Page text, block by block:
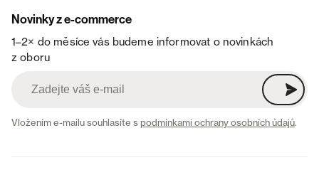
Novinky z e-commerce
1–2× do měsíce vás budeme informovat o novinkách
z oboru
Vložením e-mailu souhlasíte spodmínkami ochrany osobních údajů.